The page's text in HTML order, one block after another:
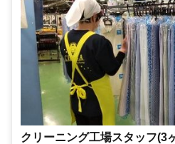
クリーニング工場スタッフ(3